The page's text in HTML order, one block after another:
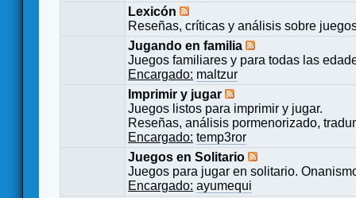
Lexicón
Reseñas, críticas y análisis sobre
Jugando en familia
Juegos familiares y para todas las
Encargado: maltzur
Imprimir y jugar
Juegos listos para imprimir y jugar.
Reseñas, análisis pormenorizado,
Encargado: temp3ror
Juegos en Solitario
Juegos para jugar en solitario.
Encargado: ayumequi